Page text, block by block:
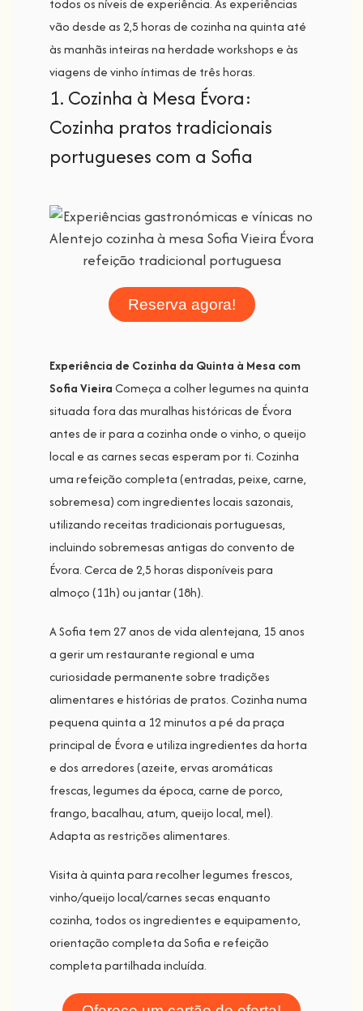
todos os níveis de experiência. As experiências
vão desde as 2,5 horas de cozinha na quinta até
às manhãs inteiras na herdade workshops e às
viagens de vinho íntimas de três horas.
1. Cozinha à Mesa Évora:
Cozinha pratos tradicionais
portugueses com a Sofia
Reserva agora!
Experiência de Cozinha da Quinta à Mesa com
Sofia VieiraComeça a colher legumes na quinta
situada fora das muralhas históricas de Évora
antes de ir para a cozinha onde o vinho, o queijo
local e as carnes secas esperam por ti. Cozinha
uma refeição completa (entradas, peixe, carne,
sobremesa) com ingredientes locais sazonais,
utilizando receitas tradicionais portuguesas,
incluindo sobremesas antigas do convento de
Évora. Cerca de 2,5 horas disponíveis para
almoço (11h) ou jantar (18h).
A Sofia tem 27 anos de vida alentejana, 15 anos
a gerir um restaurante regional e uma
curiosidade permanente sobre tradições
alimentares e histórias de pratos. Cozinha numa
pequena quinta a 12 minutos a pé da praça
principal de Évora e utiliza ingredientes da horta
e dos arredores (azeite, ervas aromáticas
frescas, legumes da época, carne de porco,
frango, bacalhau, atum, queijo local, mel).
Adapta as restrições alimentares.
Visita à quinta para recolher legumes frescos,
vinho/queijo local/carnes secas enquanto
cozinha, todos os ingredientes e equipamento,
orientação completa da Sofia e refeição
completa partilhada incluída.